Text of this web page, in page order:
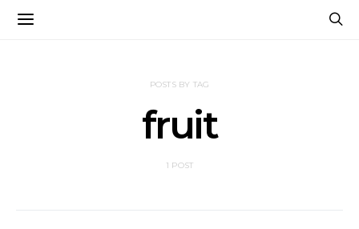
POSTS BY TAG
fruit
1 POST